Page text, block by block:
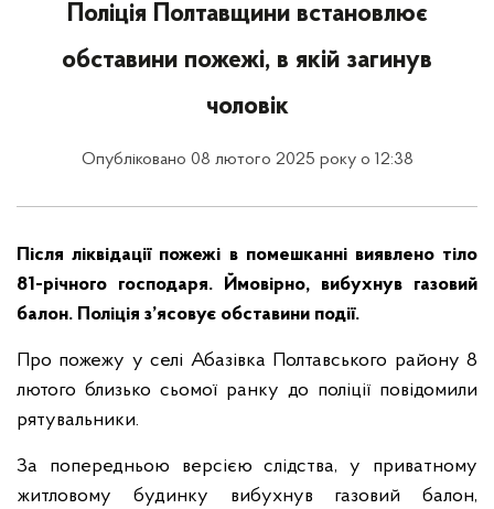
Поліція Полтавщини встановлює
обставини пожежі, в якій загинув
чоловік
Опубліковано 08 лютого 2025 року о 12:38
Після ліквідації пожежі в помешканні виявлено тіло
81-річного господаря. Ймовірно, вибухнув газовий
балон. Поліція з’ясовує обставини події.
Про пожежу у селі Абазівка Полтавського району 8
лютого близько сьомої ранку до поліції повідомили
рятувальники.
За попередньою версією слідства, у приватному
житловому будинку вибухнув газовий балон,